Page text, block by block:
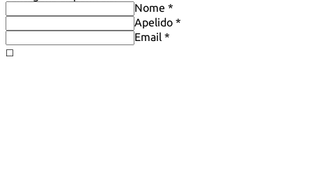
Nome *
Apelido *
Email *
◻️